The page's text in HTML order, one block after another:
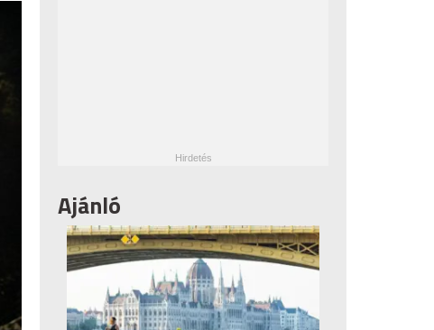
Ajánló